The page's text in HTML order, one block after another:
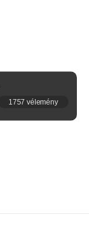
1757 vélemény